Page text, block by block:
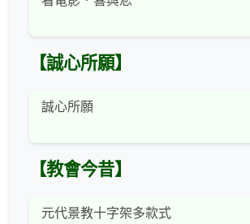
【誠心所願】
誠心所願
【教會今昔】
元代景教十字架多款式